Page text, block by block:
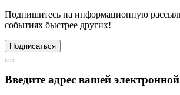
Подпишитесь на информационную
событиях быстрее других!
Подписаться
Введите адрес вашей